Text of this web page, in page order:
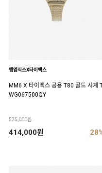
엠엠식스X타이맥스
MM6 X 타이맥스 공용 T80 골드 시계
WG067500QY
575,000원
414,000원